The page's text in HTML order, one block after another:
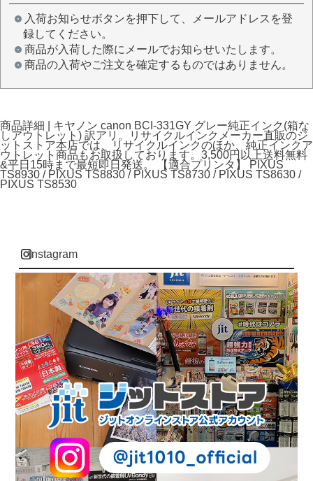
入荷お知らせボタンを押下して、メールアドレスを登
録してください。
商品が入荷した際にメールでお知らせいたします。
商品の入荷やご注文を確定するものではありません。
商品詳細 | キヤノン canon BCI-331GY グレー純正インク(箱な
しアウトレット) 訳アリ。リサイクルインクメーカー直販のジ
ットストア本店では、リサイクルインクのほか、純正インクア
ウトレット商品もお取扱しております。3,500円以上送料無料
&平日15時まで最短即日発送。 【適合プリンタ】 PIXUS
TS8930 / PIXUS TS8830 / PIXUS TS8730 / PIXUS TS8630 /
PIXUS TS8530
instagram